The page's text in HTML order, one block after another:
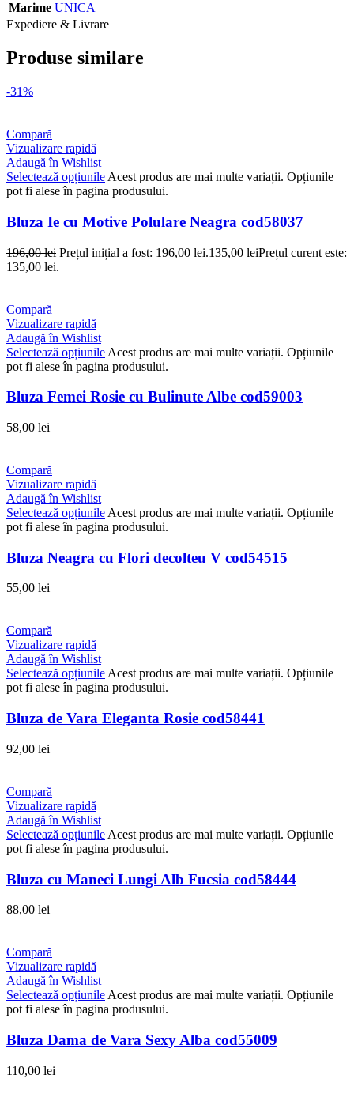
Marime UNICA
Expediere & Livrare
Produse similare
-31%
Compară
Vizualizare rapidă
Adaugă în Wishlist
Selectează opțiunile Acest produs are mai multe variații. Opțiunile
pot fi alese în pagina produsului.
Bluza Ie cu Motive Polulare Neagra cod58037
196,00lei Prețul inițial a fost: 196,00 lei.135,00 leiPrețul curent este:
135,00 lei.
Compară
Vizualizare rapidă
Adaugă în Wishlist
Selectează opțiunile Acest produs are mai multe variații. Opțiunile
pot fi alese în pagina produsului.
Bluza Femei Rosie cu Bulinute Albe cod59003
58,00 lei
Compară
Vizualizare rapidă
Adaugă în Wishlist
Selectează opțiunile Acest produs are mai multe variații. Opțiunile
pot fi alese în pagina produsului.
Bluza Neagra cu Flori decolteu V cod54515
55,00 lei
Compară
Vizualizare rapidă
Adaugă în Wishlist
Selectează opțiunileAcest produs are mai multe variații. Opțiunile
pot fi alese în pagina produsului.
Bluza de Vara Eleganta Rosie cod58441
92,00 lei
Compară
Vizualizare rapidă
Adaugă în Wishlist
Selectează opțiunile Acest produs are mai multe variații. Opțiunile
pot fi alese în pagina produsului.
Bluza cu Maneci Lungi Alb Fucsia cod58444
88,00 lei
Compară
Vizualizare rapidă
Adaugă în Wishlist
Selectează opțiunile Acest produs are mai multe variații. Opțiunile
pot fi alese în pagina produsului.
Bluza Dama de Vara Sexy Alba cod55009
110,00 lei